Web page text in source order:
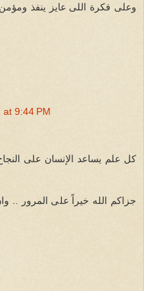
وعلى فكرة اللى عايز ينفذ ومؤمن
9:44 PM
كل علم يساعد الإنسان على
جزاكم الله خيراً على المرور ..